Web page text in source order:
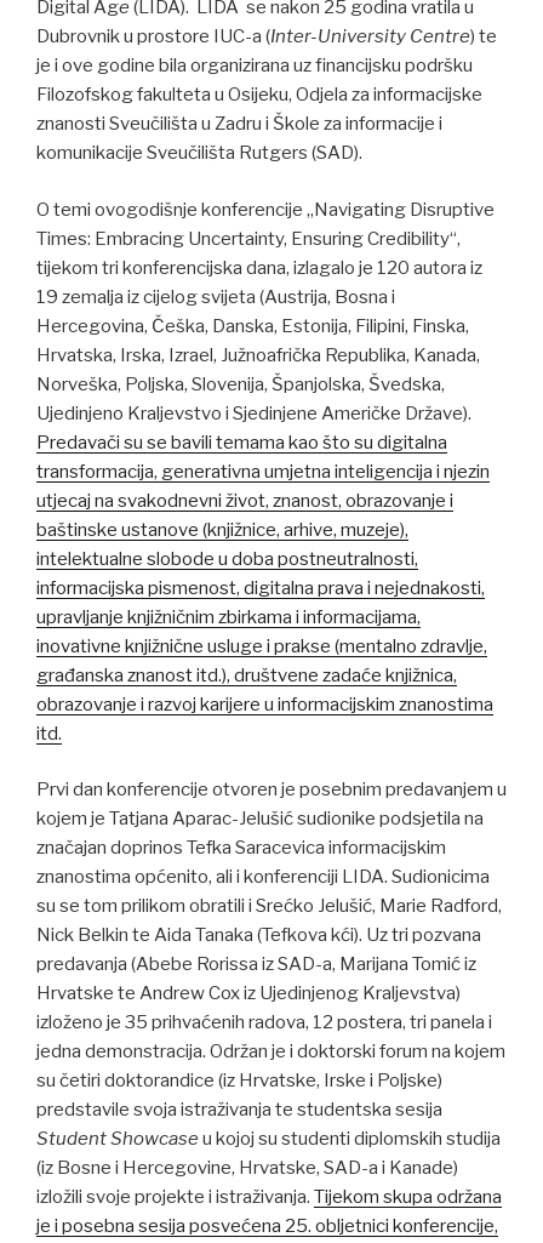
Digital Age (LIDA). LIDA se nakon 25 godina vratila u
Dubrovnik u prostore IUC-a (Inter-University Centre) te
je i ove godine bila organizirana uz financijsku podršku
Filozofskog fakulteta u Osijeku, Odjela za informacijske
znanosti Sveučilišta u Zadru i Škole za informacije i
komunikacije Sveučilišta Rutgers (SAD).
O temi ovogodišnje konferencije „Navigating Disruptive
Times: Embracing Uncertainty, Ensuring Credibility“,
tijekom tri konferencijska dana, izlagalo je 120 autora iz
19 zemalja iz cijelog svijeta (Austrija, Bosna i
Hercegovina, Češka, Danska, Estonija, Filipini, Finska,
Hrvatska, Irska, Izrael, Južnoafrička Republika, Kanada,
Norveška, Poljska, Slovenija, Španjolska, Švedska,
Ujedinjeno Kraljevstvo i Sjedinjene Američke Države).
Predavači su se bavili temama kao što su digitalna
transformacija, generativna umjetna inteligencija i njezin
utjecaj na svakodnevni život, znanost, obrazovanje i
baštinske ustanove (knjižnice, arhive, muzeje),
intelektualne slobode u doba postneutralnosti,
informacijska pismenost, digitalna prava i nejednakosti,
upravljanje knjižničnim zbirkama i informacijama,
inovativne knjižnične usluge i prakse (mentalno zdravlje,
građanska znanost itd.), društvene zadaće knjižnica,
obrazovanje i razvoj karijere u informacijskim znanostima
itd.
Prvi dan konferencije otvoren je posebnim predavanjem u
kojem je Tatjana Aparac-Jelušić sudionike podsjetila na
značajan doprinos Tefka Saracevica informacijskim
znanostima općenito, ali i konferenciji LIDA. Sudionicima
su se tom prilikom obratili i Srećko Jelušić, Marie Radford,
Nick Belkin te Aida Tanaka (Tefkova kći). Uz tri pozvana
predavanja (Abebe Rorissa iz SAD-a, Marijana Tomić iz
Hrvatske te Andrew Cox iz Ujedinjenog Kraljevstva)
izloženo je 35 prihvaćenih radova, 12 postera, tri panela i
jedna demonstracija. Održan je i doktorski forum na kojem
su četiri doktorandice (iz Hrvatske, Irske i Poljske)
predstavile svoja istraživanja te studentska sesija
Student Showcase u kojoj su studenti diplomskih studija
(iz Bosne i Hercegovine, Hrvatske, SAD-a i Kanade)
izložili svoje projekte i istraživanja. Tijekom skupa održana
je i posebna sesija posvećena 25. obljetnici konferencije,